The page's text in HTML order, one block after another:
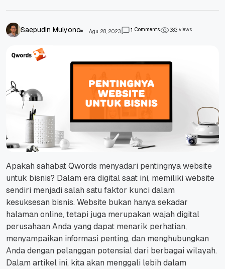
Saepudin Mulyono Agu 28, 2023 1 Comments 383views
Apakah sahabat Qwords menyadari pentingnya website
untuk bisnis? Dalam era digital saat ini, memiliki website
sendiri menjadi salah satu faktor kunci dalam
kesuksesan bisnis. Website bukan hanya sekadar
halaman online, tetapi juga merupakan wajah digital
perusahaan Anda yang dapat menarik perhatian,
menyampaikan informasi penting, dan menghubungkan
Anda dengan pelanggan potensial dari berbagai wilayah.
Dalam artikel ini, kita akan menggali lebih dalam